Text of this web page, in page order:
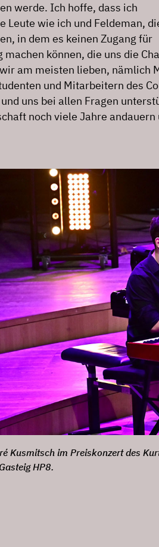
werde. Ich hoffe, dass ich
Leute wie ich und Feldeman,
in dem es keinen Zugang für
können, die uns die
am meisten lieben, nämlich
und Mitarbeitern des
uns bei allen Fragen
noch viele Jahre andauern
Kusmitsch im Preiskonzert des
HP8.